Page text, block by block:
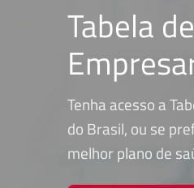
Tabela
Tenha acesso a
do Brasil, ou se
melhor plano de